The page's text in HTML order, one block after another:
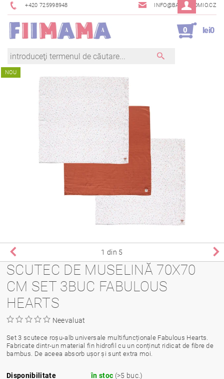
+420 725998948 INFO@BAMBINOMIO.CZ
0 lei0
NOU
1 din 5
SCUTEC DE MUSELINĂ 70X70
CM SET 3BUC FABULOUS
HEARTS
Neevaluat
Set 3 scutece roșu-alb universale multifuncționale Fabulous Hearts.
Fabricate dintr-un material fin hidrofil cu un conținut ridicat de fibre de
bambus. De aceea absorb ușor și sunt extra moi.
Disponibilitate în stoc (>5 buc.)